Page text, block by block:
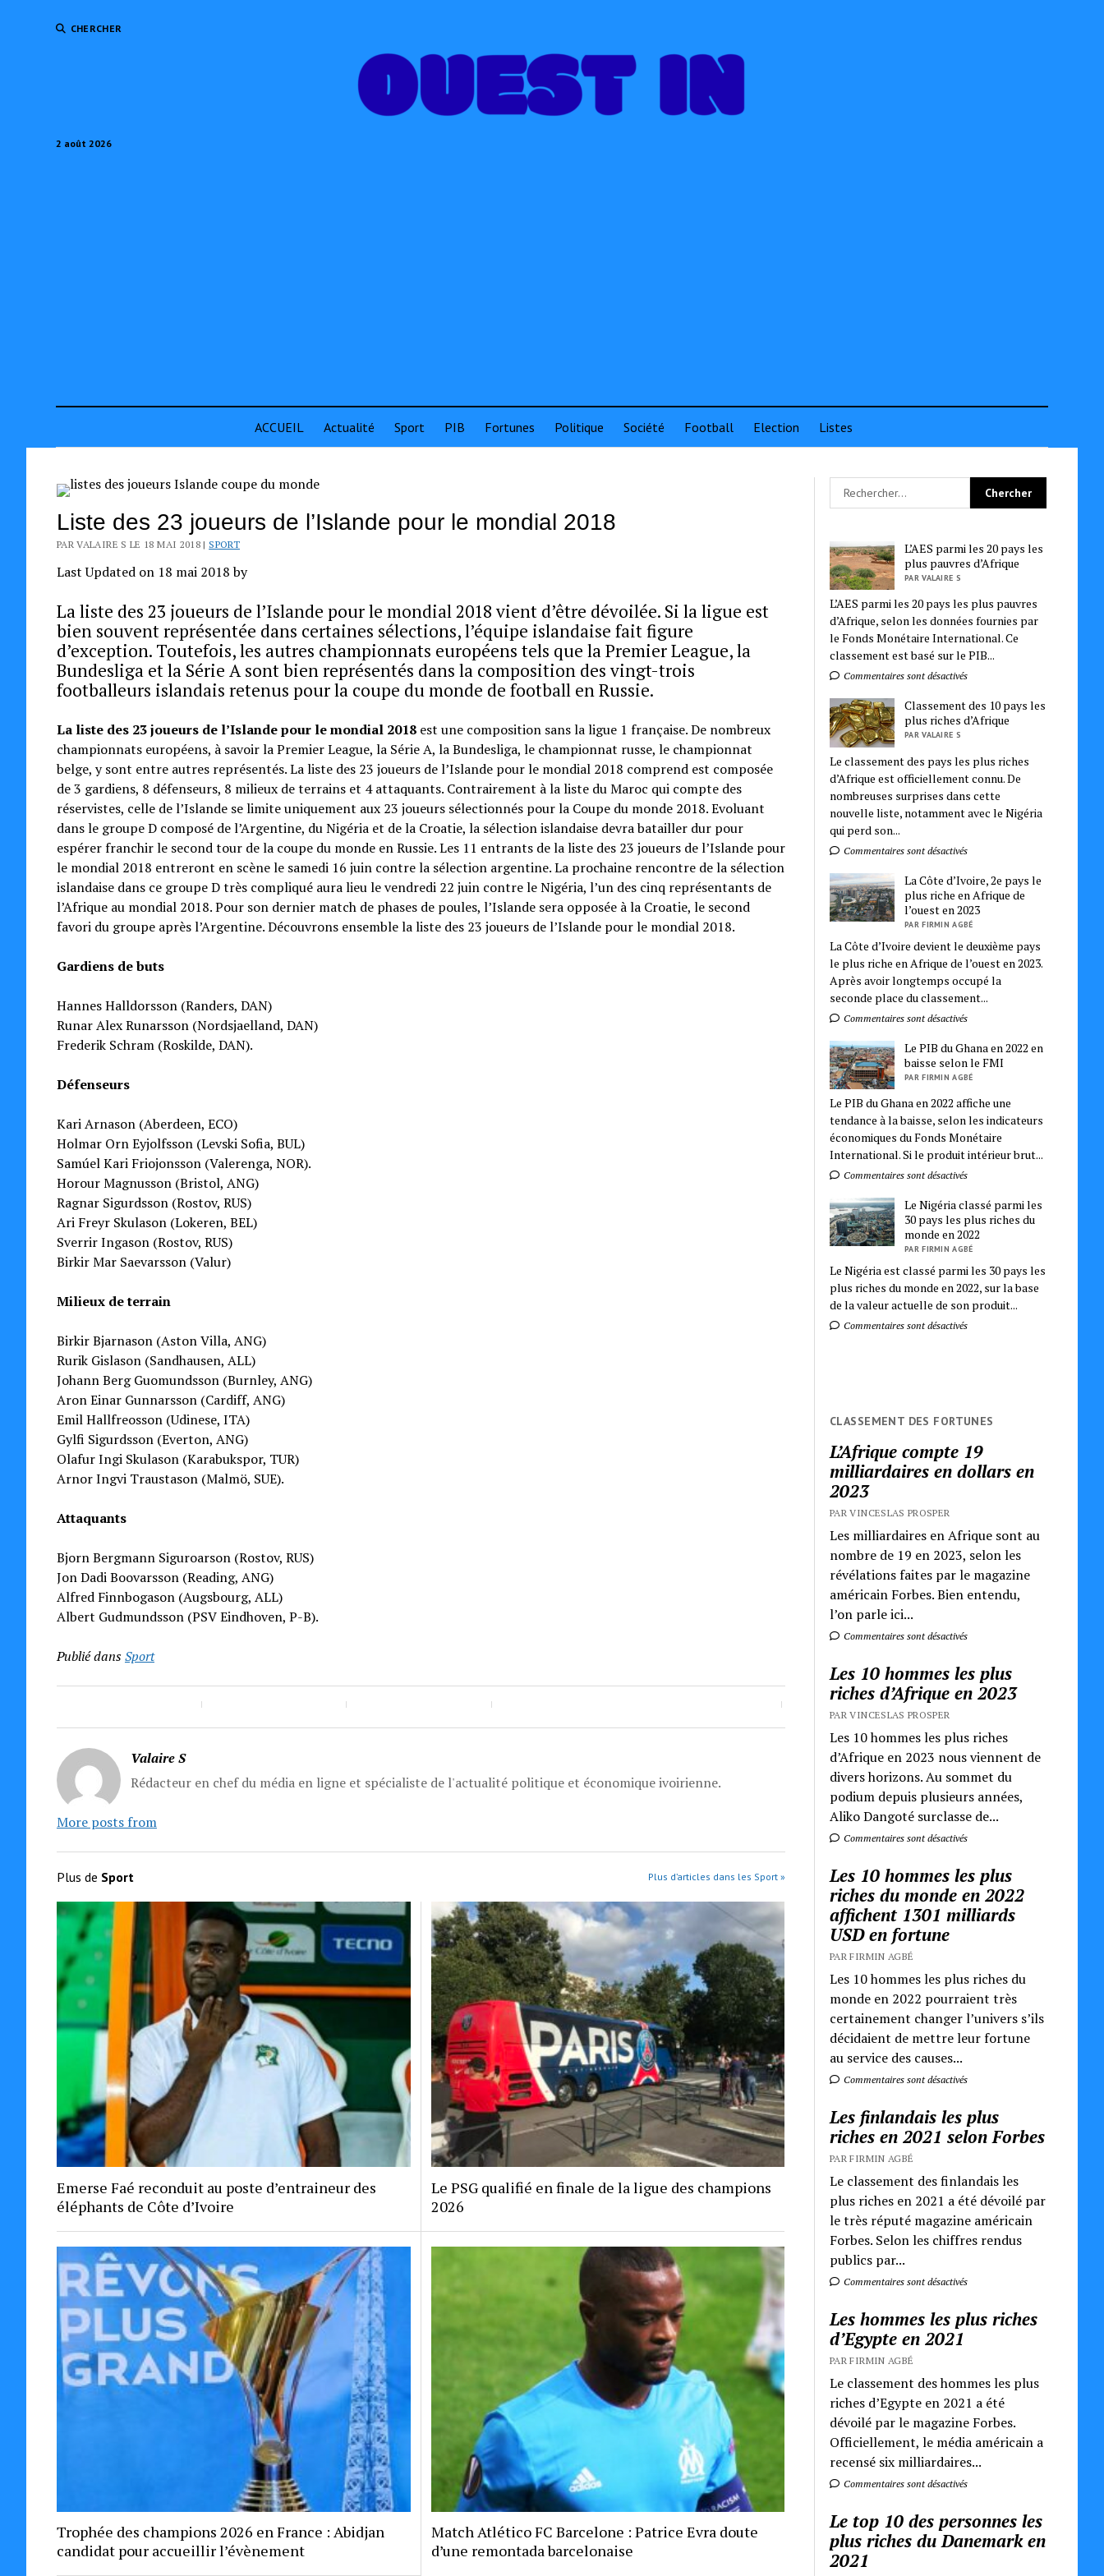
CHERCHER
2 août 2026
ACCUEIL Actualité Sport PIB Fortunes Politique Société Football Election Listes
Liste des 23 joueurs de l’Islande pour le mondial 2018
PAR VALAIRE S LE 18 MAI 2018 | SPORT
Last Updated on 18 mai 2018 by
La liste des 23 joueurs de l’Islande pour le mondial 2018 vient d’être dévoilée. Si la ligue est
bien souvent représentée dans certaines sélections, l’équipe islandaise fait figure
d’exception. Toutefois, les autres championnats européens tels que la Premier League, la
Bundesliga et la Série A sont bien représentés dans la composition des vingt-trois
footballeurs islandais retenus pour la coupe du monde de football en Russie.
La liste des 23 joueurs de l’Islande pour le mondial 2018est une composition sans la ligue 1 française. De nombreux
championnats européens, à savoir la Premier League, la Série A, la Bundesliga, le championnat russe, le championnat
belge, y sont entre autres représentés. La liste des 23 joueurs de l’Islande pour le mondial 2018 comprend est composée
de 3 gardiens, 8 défenseurs, 8 milieux de terrains et 4 attaquants. Contrairement à la liste du Maroc qui compte des
réservistes, celle de l’Islande se limite uniquement aux 23 joueurs sélectionnés pour la Coupe du monde 2018. Evoluant
dans le groupe D composé de l’Argentine, du Nigéria et de la Croatie, la sélection islandaise devra batailler dur pour
espérer franchir le second tour de la coupe du monde en Russie. Les 11 entrants de la liste des 23 joueurs de l’Islande pour
le mondial 2018 entreront en scène le samedi 16 juin contre la sélection argentine. La prochaine rencontre de la sélection
islandaise dans ce groupe D très compliqué aura lieu le vendredi 22 juin contre le Nigéria, l’un des cinq représentants de
l’Afrique au mondial 2018. Pour son dernier match de phases de poules, l’Islande sera opposée à la Croatie, le second
favori du groupe après l’Argentine. Découvrons ensemble la liste des 23 joueurs de l’Islande pour le mondial 2018.
Gardiens de buts
Hannes Halldorsson (Randers, DAN)
Runar Alex Runarsson (Nordsjaelland, DAN)
Frederik Schram (Roskilde, DAN).
Défenseurs
Kari Arnason (Aberdeen, ECO)
Holmar Orn Eyjolfsson (Levski Sofia, BUL)
Samúel Kari Friojonsson (Valerenga, NOR).
Horour Magnusson (Bristol, ANG)
Ragnar Sigurdsson (Rostov, RUS)
Ari Freyr Skulason (Lokeren, BEL)
Sverrir Ingason (Rostov, RUS)
Birkir Mar Saevarsson (Valur)
Milieux de terrain
Birkir Bjarnason (Aston Villa, ANG)
Rurik Gislason (Sandhausen, ALL)
Johann Berg Guomundsson (Burnley, ANG)
Aron Einar Gunnarsson (Cardiff, ANG)
Emil Hallfreosson (Udinese, ITA)
Gylfi Sigurdsson (Everton, ANG)
Olafur Ingi Skulason (Karabukspor, TUR)
Arnor Ingvi Traustason (Malmö, SUE).
Attaquants
Bjorn Bergmann Siguroarson (Rostov, RUS)
Jon Dadi Boovarsson (Reading, ANG)
Alfred Finnbogason (Augsbourg, ALL)
Albert Gudmundsson (PSV Eindhoven, P-B).
Publié dansSport
Valaire S
Rédacteur en chef du média en ligne et spécialiste de l'actualité politique et économique ivoirienne.
More posts from
Plus de Sport Plus d’articles dans les Sport »
Emerse Faé reconduit au poste d’entraineur des
éléphants de Côte d’Ivoire
Le PSG qualifié en finale de la ligue des champions
2026
Trophée des champions 2026 en France : Abidjan
candidat pour accueillir l’évènement
Match Atlético FC Barcelone : Patrice Evra doute
d’une remontada barcelonaise
L’AES parmi les 20 pays les
plus pauvres d’Afrique
PAR VALAIRE S
L’AES parmi les 20 pays les plus pauvres
d’Afrique, selon les données fournies par
le Fonds Monétaire International. Ce
classement est basé sur le PIB...
Commentaires sont désactivés
Classement des 10 pays les
plus riches d’Afrique
PAR VALAIRE S
Le classement des pays les plus riches
d’Afrique est officiellement connu. De
nombreuses surprises dans cette
nouvelle liste, notamment avec le Nigéria
qui perd son...
Commentaires sont désactivés
La Côte d’Ivoire, 2e pays le
plus riche en Afrique de
l’ouest en 2023
PAR FIRMIN AGBÉ
La Côte d’Ivoire devient le deuxième pays
le plus riche en Afrique de l’ouest en 2023.
Après avoir longtemps occupé la
seconde place du classement...
Commentaires sont désactivés
Le PIB du Ghana en 2022 en
baisse selon le FMI
PAR FIRMIN AGBÉ
Le PIB du Ghana en 2022 affiche une
tendance à la baisse, selon les indicateurs
économiques du Fonds Monétaire
International. Si le produit intérieur brut...
Commentaires sont désactivés
Le Nigéria classé parmi les
30 pays les plus riches du
monde en 2022
PAR FIRMIN AGBÉ
Le Nigéria est classé parmi les 30 pays les
plus riches du monde en 2022, sur la base
de la valeur actuelle de son produit...
Commentaires sont désactivés
CLASSEMENT DES FORTUNES
L’Afrique compte 19
milliardaires en dollars en
2023
PAR VINCESLAS PROSPER
Les milliardaires en Afrique sont au
nombre de 19 en 2023, selon les
révélations faites par le magazine
américain Forbes. Bien entendu,
l’on parle ici...
Commentaires sont désactivés
Les 10 hommes les plus
riches d’Afrique en 2023
PAR VINCESLAS PROSPER
Les 10 hommes les plus riches
d’Afrique en 2023 nous viennent de
divers horizons. Au sommet du
podium depuis plusieurs années,
Aliko Dangoté surclasse de...
Commentaires sont désactivés
Les 10 hommes les plus
riches du monde en 2022
affichent 1301 milliards
USD en fortune
PAR FIRMIN AGBÉ
Les 10 hommes les plus riches du
monde en 2022 pourraient très
certainement changer l’univers s’ils
décidaient de mettre leur fortune
au service des causes...
Commentaires sont désactivés
Les finlandais les plus
riches en 2021 selon Forbes
PAR FIRMIN AGBÉ
Le classement des finlandais les
plus riches en 2021 a été dévoilé par
le très réputé magazine américain
Forbes. Selon les chiffres rendus
publics par...
Commentaires sont désactivés
Les hommes les plus riches
d’Egypte en 2021
PAR FIRMIN AGBÉ
Le classement des hommes les plus
riches d’Egypte en 2021 a été
dévoilé par le magazine Forbes.
Officiellement, le média américain a
recensé six milliardaires...
Commentaires sont désactivés
Le top 10 des personnes les
plus riches du Danemark en
2021